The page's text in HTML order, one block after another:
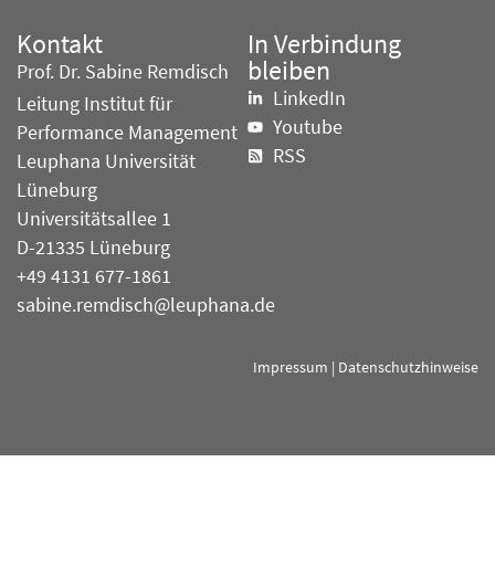
Kontakt
Prof. Dr. Sabine Remdisch
Leitung Institut für
Performance Management
Leuphana Universität
Lüneburg
Universitätsallee 1
D-21335 Lüneburg
+49 4131 677-1861
sabine.remdisch@leuphana.de
In Verbindung
bleiben
LinkedIn
Youtube
RSS
Impressum | Datenschutzhinweise